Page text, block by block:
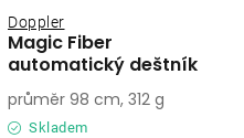
Magic Fiber
automatický deštník
Doppler
Skladem
průměr 98 cm, 312 g